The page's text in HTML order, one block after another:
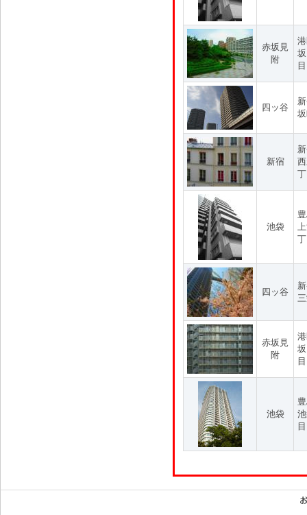
赤坂見
附
目
四ッ谷
新宿
池袋
四ッ谷
赤坂見
附
目
池袋
目